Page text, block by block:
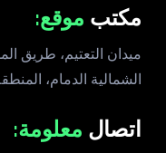
مكتب موقع:
ميدان التعتيم، طريق
الشمالية الدمام، المنطقة
اتصال معلومة: